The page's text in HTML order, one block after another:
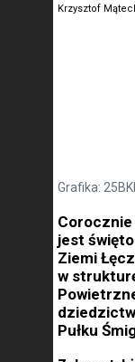
Krzysztof
Grafika:
Corocznie
jest
Ziemi
w
Pułku